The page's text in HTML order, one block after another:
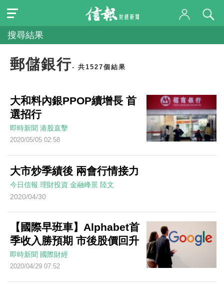
搜尋結果
郵儲銀行- 共1527個結果
大和料內銀PPOP續增長 首
選招行
即時新聞 港股直擊
2020/05/05 02:58
大市炒季績後 兩會行情接力
今日信報 理財投資 金融峰景 陸文
2020/04/30
【國際早班車】Alphabet首
季收入勝預期 市後股價回升
即時新聞 國際財經
2020/04/29 07:52